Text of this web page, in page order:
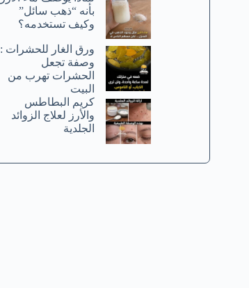
بأنه “ذهب سائل”
وكيف تستخدمه؟
ورق الغار للحشرات :
وصفة تجعل
الحشرات تهرب من
البيت
كريم البطاطس
والأرز لعلاج الزوائد
الجلدية